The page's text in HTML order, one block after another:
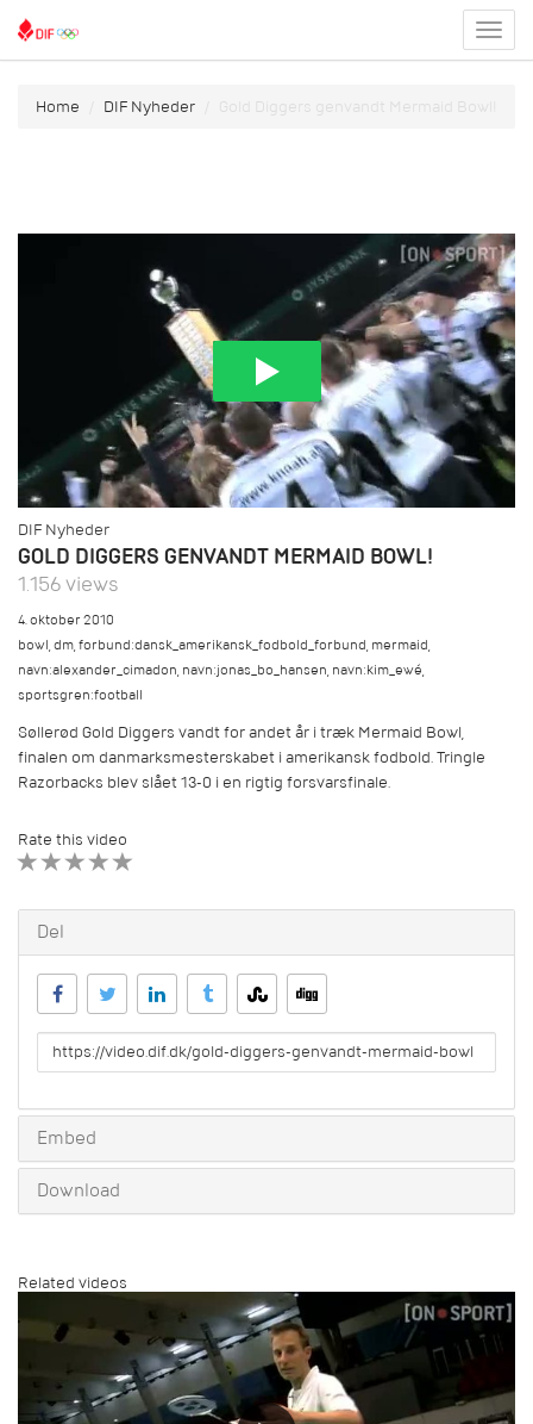
menu
Home DIF Nyheder Gold Diggers genvandt Mermaid Bowl!
DIF Nyheder
GOLD DIGGERS GENVANDT MERMAID BOWL!
1.156 views
4. oktober 2010
bowl,dm,forbund:dansk_amerikansk_fodbold_forbund,mermaid,
navn:alexander_cimadon,navn:jonas_bo_hansen,navn:kim_ewé,
sportsgren:football
Søllerød Gold Diggers vandt for andet år i træk Mermaid Bowl,
finalen om danmarksmesterskabet i amerikansk fodbold. Tringle
Razorbacks blev slået 13-0 i en rigtig forsvarsfinale.
Rate this video
Del
URL
to
Embed
Download
Related videos